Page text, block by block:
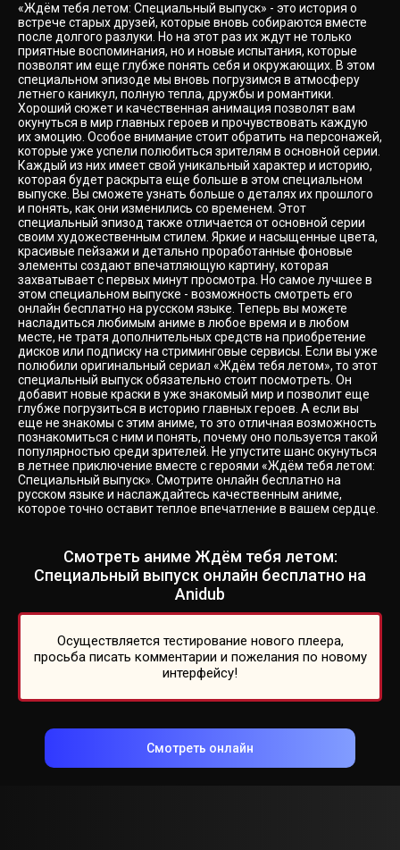
«Ждём тебя летом: Специальный выпуск» - это история о
встрече старых друзей, которые вновь собираются вместе
после долгого разлуки. Но на этот раз их ждут не только
приятные воспоминания, но и новые испытания, которые
позволят им еще глубже понять себя и окружающих. В этом
специальном эпизоде мы вновь погрузимся в атмосферу
летнего каникул, полную тепла, дружбы и романтики.
Хороший сюжет и качественная анимация позволят вам
окунуться в мир главных героев и прочувствовать каждую
их эмоцию. Особое внимание стоит обратить на персонажей,
которые уже успели полюбиться зрителям в основной серии.
Каждый из них имеет свой уникальный характер и историю,
которая будет раскрыта еще больше в этом специальном
выпуске. Вы сможете узнать больше о деталях их прошлого
и понять, как они изменились со временем. Этот
специальный эпизод также отличается от основной серии
своим художественным стилем. Яркие и насыщенные цвета,
красивые пейзажи и детально проработанные фоновые
элементы создают впечатляющую картину, которая
захватывает с первых минут просмотра. Но самое лучшее в
этом специальном выпуске - возможность смотреть его
онлайн бесплатно на русском языке. Теперь вы можете
насладиться любимым аниме в любое время и в любом
месте, не тратя дополнительных средств на приобретение
дисков или подписку на стриминговые сервисы. Если вы уже
полюбили оригинальный сериал «Ждём тебя летом», то этот
специальный выпуск обязательно стоит посмотреть. Он
добавит новые краски в уже знакомый мир и позволит еще
глубже погрузиться в историю главных героев. А если вы
еще не знакомы с этим аниме, то это отличная возможность
познакомиться с ним и понять, почему оно пользуется такой
популярностью среди зрителей. Не упустите шанс окунуться
в летнее приключение вместе с героями «Ждём тебя летом:
Специальный выпуск». Смотрите онлайн бесплатно на
русском языке и наслаждайтесь качественным аниме,
которое точно оставит теплое впечатление в вашем сердце.
Смотреть аниме Ждём тебя летом:
Специальный выпуск онлайн бесплатно на
Anidub
Осуществляется тестирование нового плеера,
просьба писать комментарии и пожелания по новому
интерфейсу!
Смотреть онлайн